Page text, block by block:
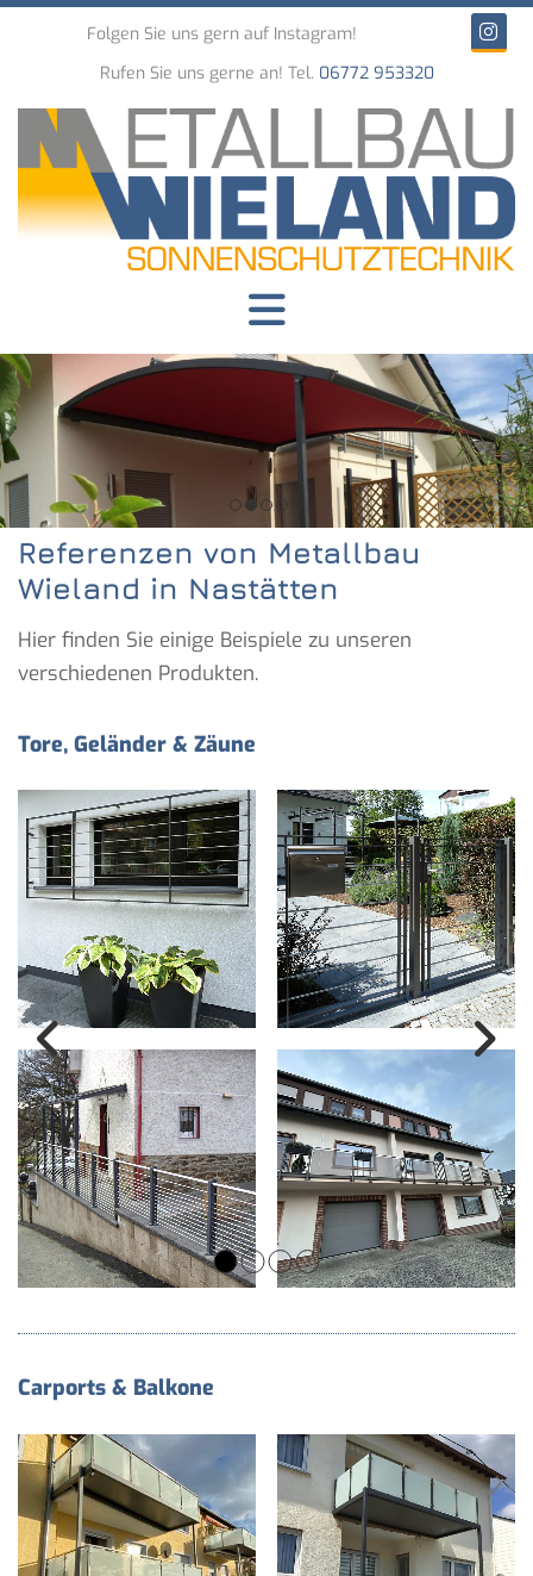
Folgen Sie uns gern auf Instagram!
Rufen Sie uns gerne an! Tel. 06772 953320
Referenzen von Metallbau
Wieland in Nastätten
Hier finden Sie einige Beispiele zu unseren
verschiedenen Produkten.
Tore, Geländer & Zäune
Carports & Balkone